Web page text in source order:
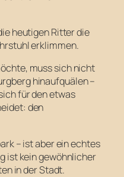
heutigen Ritter die
erklimmen.
muss sich nicht
hinaufquälen –
für den etwas
den
– ist aber ein echtes
ist kein gewöhnlicher
in der Stadt.